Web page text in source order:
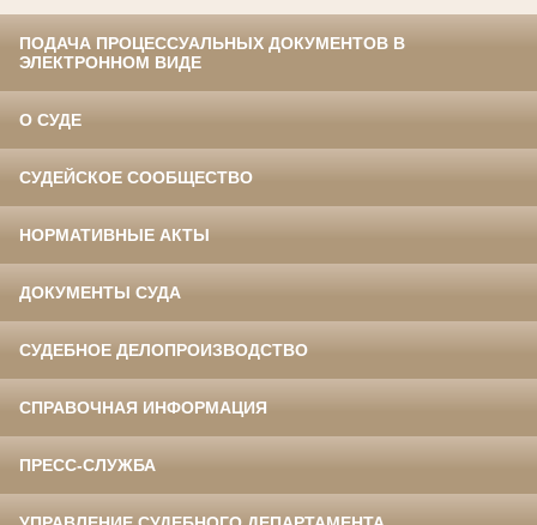
ПОДАЧА ПРОЦЕССУАЛЬНЫХ ДОКУМЕНТОВ В
ЭЛЕКТРОННОМ ВИДЕ
О СУДЕ
СУДЕЙСКОЕ СООБЩЕСТВО
НОРМАТИВНЫЕ АКТЫ
ДОКУМЕНТЫ СУДА
СУДЕБНОЕ ДЕЛОПРОИЗВОДСТВО
СПРАВОЧНАЯ ИНФОРМАЦИЯ
ПРЕСС-СЛУЖБА